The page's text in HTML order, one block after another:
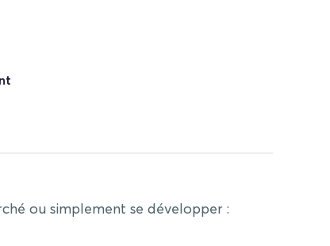
ou simplement se développer :